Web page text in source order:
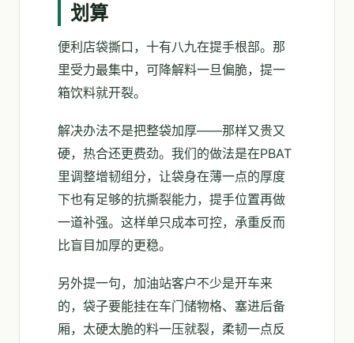
划算
便利店袋撕口，十有八九在提手根部。那
里受力最集中，可降解料一旦偏脆，提一
箱饮料就开裂。
解决办法不是把整袋加厚——那样又贵又
硬，热合还更费劲。我们的做法是在PBAT
里调整增韧组分，让袋身在薄一点的厚度
下也有足够的抗撕裂能力，提手位置再做
一道补强。这样单只成本可控，承重反而
比盲目加厚的更稳。
另外提一句，加油站客户不少是开车来
的，袋子要能挂在车门储物格、塞进后备
厢，太硬太脆的料一压就裂，柔韧一点反